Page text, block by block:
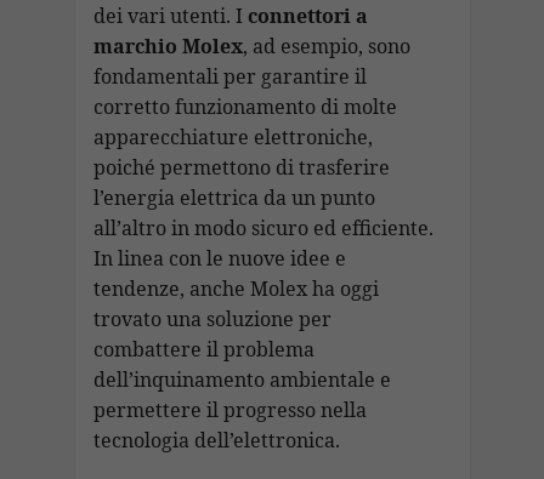
dei vari utenti. I connettori a
marchio Molex, ad esempio, sono
fondamentali per garantire il
corretto funzionamento di molte
apparecchiature elettroniche,
poiché permettono di trasferire
l’energia elettrica da un punto
all’altro in modo sicuro ed efficiente.
In linea con le nuove idee e
tendenze, anche Molex ha oggi
trovato una soluzione per
combattere il problema
dell’inquinamento ambientale e
permettere il progresso nella
tecnologia dell’elettronica.